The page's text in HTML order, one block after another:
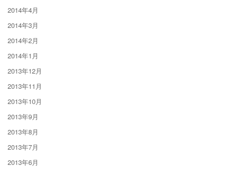
2014年4月
2014年3月
2014年2月
2014年1月
2013年12月
2013年11月
2013年10月
2013年9月
2013年8月
2013年7月
2013年6月